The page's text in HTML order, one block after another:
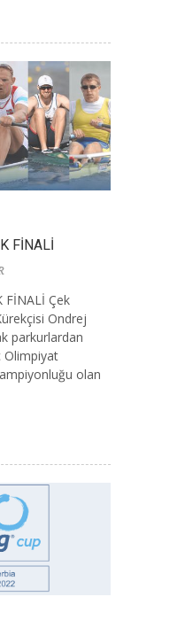
FİNALİ
FİNALİ Çek
Ondrej
parkurlardan
Olimpiyat
olan